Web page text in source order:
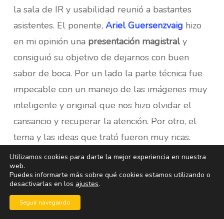
la sala de IR y usabilidad reunió a bastantes
asistentes. El ponente, Ariel Guersenzvaig hizo
en mi opinión una presentación magistraly
consiguió su objetivo de dejarnos con buen
sabor de boca. Por un lado la parte técnica fue
impecable con un manejo de las imágenes muy
inteligente y original que nos hizo olvidar el
cansancio y recuperar la atención. Por otro, el
tema y las ideas que trató fueron muy ricas.
Más o menos Ariel pedía a las páginas web que
no se quedaran en ser meramente usables sino
que tenían que ser capaces de persuadir al
Utilizamos cookies para darte la mejor experiencia en nuestra
web.
Puedes informarte más sobre qué cookies estamos utilizando o
desactivarlas en los ajustes.
Seguir navegando